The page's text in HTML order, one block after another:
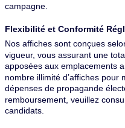
campagne.
Flexibilité et Conformité
Nos affiches sont conçues
vigueur, vous assurant une
apposées aux emplacements
nombre illimité d’affiches pour
dépenses de propagande
remboursement, veuillez
candidats.